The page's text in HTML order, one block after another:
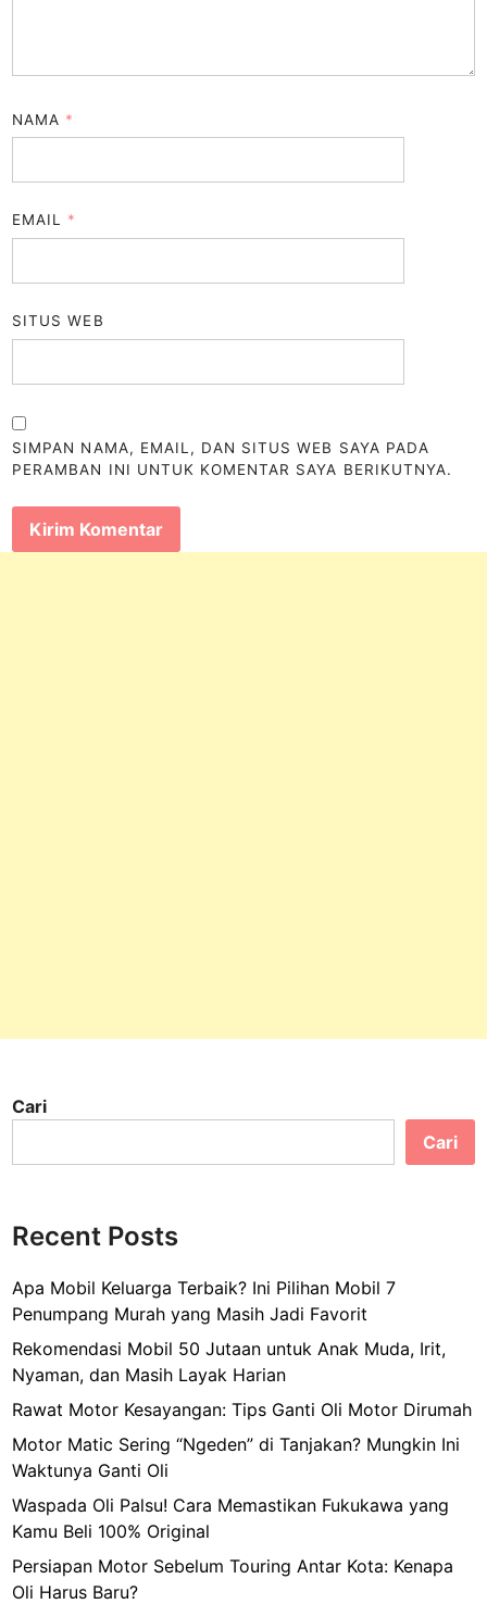
NAMA *
EMAIL *
SITUS WEB
SIMPAN NAMA, EMAIL, DAN SITUS WEB SAYA PADA
PERAMBAN INI UNTUK KOMENTAR SAYA BERIKUTNYA.
Cari
Cari
Recent Posts
Apa Mobil Keluarga Terbaik? Ini Pilihan Mobil 7
Penumpang Murah yang Masih Jadi Favorit
Rekomendasi Mobil 50 Jutaan untuk Anak Muda, Irit,
Nyaman, dan Masih Layak Harian
Rawat Motor Kesayangan: Tips Ganti Oli Motor Dirumah
Motor Matic Sering “Ngeden” di Tanjakan? Mungkin Ini
Waktunya Ganti Oli
Waspada Oli Palsu! Cara Memastikan Fukukawa yang
Kamu Beli 100% Original
Persiapan Motor Sebelum Touring Antar Kota: Kenapa
Oli Harus Baru?